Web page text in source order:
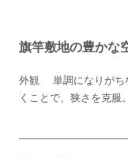
旗竿敷地の豊かな
外観 単調になりがち
くことで、狭さを克服